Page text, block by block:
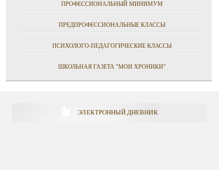
ПРОФЕССИОНАЛЬНЫЙ МИНИМУМ
ПРЕДПРОФЕССИОНАЛЬНЫЕ КЛАССЫ
ПСИХОЛОГО-ПЕДАГОГИЧЕСКИЕ КЛАССЫ
ШКОЛЬНАЯ ГАЗЕТА "МОИ ХРОНИКИ"
ЭЛЕКТРОННЫЙ ДНЕВНИК